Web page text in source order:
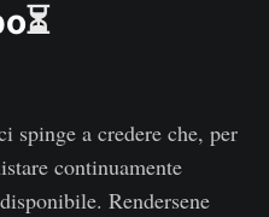
⏳
spinge a credere che, per
continuamente
Rendersene